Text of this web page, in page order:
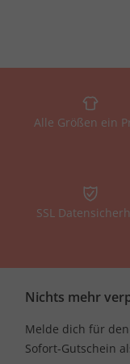
Alle Größen ein
SSL
Nichts mehr
Melde dich für
Sofort-Gutschein